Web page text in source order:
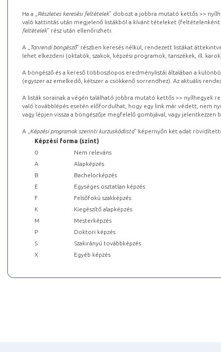
Ha a „ Részletes keresési feltételek” dobozt a jobbra mutató kettős >>
való kattintás után megjelenő listákból a kívánt tételeket (feltételenként
feltételek” rész után ellenőrizheti.
A „ Tanrendi böngésző” részben keresés nélkül, rendezett listákat
lehet elkezdeni (oktatók, szakok, képzési programok, tanszékek, ill.
A böngésző és a kereső többoszlopos eredménylistái általában a
(egyszer az emelkedő, kétszer a csökkenő sorrendhez). Az aktuális
A listák sorainak a végén található jobbra mutató kettős >> nyílhegyek
való továbblépés esetén előfordulhat, hogy egy link már védett, nem
vagy lépjen vissza a böngészője megfelelő gombjával, vagy
A „ Képzési programok szerinti kurzuskódlista” képernyőn két adat
Képzési forma (szint)
0
Nem releváns
A
Alapképzés
B
Bachelorképzés
E
Egységes osztatlan képzés
F
Felsőfokú szakképzés
K
Kiegészítő alapképzés
M
Mesterképzés
P
Doktori képzés
S
Szakirányú továbbképzés
X
Egyéb képzés